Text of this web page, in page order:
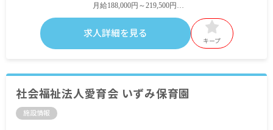
月給188,000円～219,500円
※試用期間3ヶ月～6ヶ月（時給950〜1,000円）
賞与4.1カ月分(前年度実績)
時給950～1,000円
求人詳細を見る
キープ
社会福祉法人愛育会 いずみ保育園
施設情報